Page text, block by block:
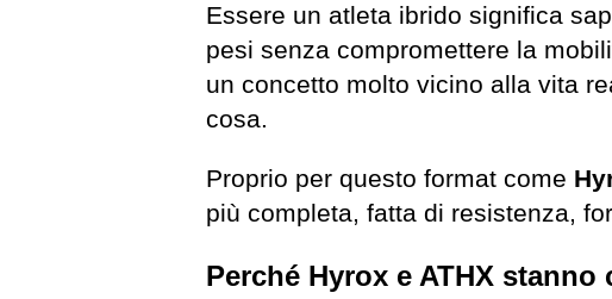
Essere un atleta ibrido significa
pesi senza compromettere la
un concetto molto vicino alla vita
cosa.
Proprio per questo format come
più completa, fatta di resistenza,
Perché Hyrox e ATHX